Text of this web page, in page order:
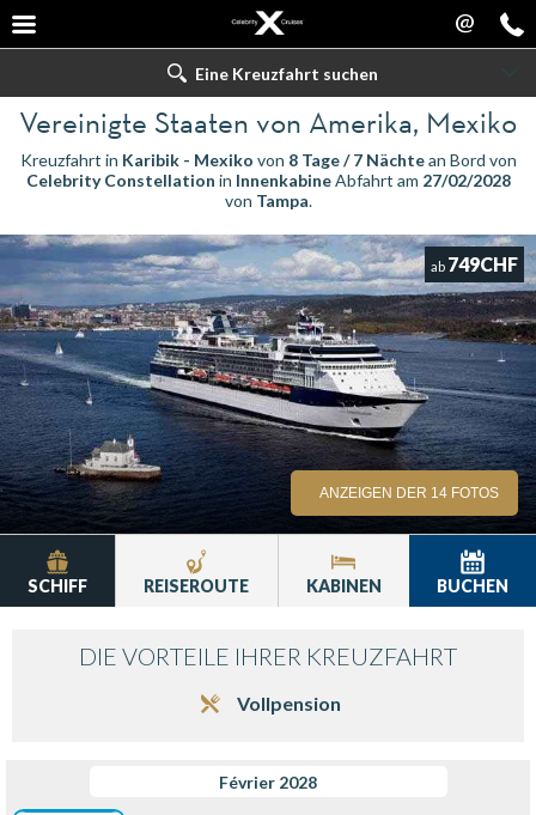
@
Eine Kreuzfahrt suchen
Vereinigte Staaten von Amerika, Mexiko
Kreuzfahrt in Karibik - Mexiko von 8 Tage / 7 Nächtean Bord von
Celebrity Constellation in InnenkabineAbfahrt am 27/02/2028
von Tampa.
ab 749CHF
ANZEIGEN DER 14 FOTOS
SCHIFF REISEROUTE KABINEN BUCHEN
DIE VORTEILE IHRER KREUZFAHRT
Vollpension
Février 2028